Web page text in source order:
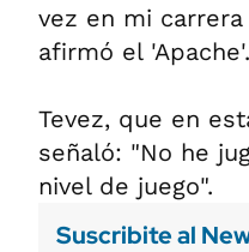
vez en mi
afirmó el 'Apache'.
Tevez, que en
señaló: "No he
nivel de juego".
Suscribite al